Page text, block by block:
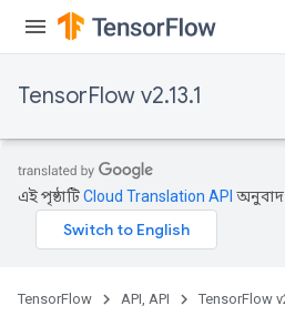
TensorFlow v2.13.1
এই পৃষ্ঠাটিCloud Translation API অনুবাদ
TensorFlow API, API TensorFlow